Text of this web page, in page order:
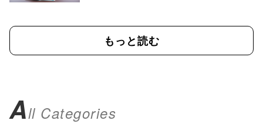
もっと読む
All Categories